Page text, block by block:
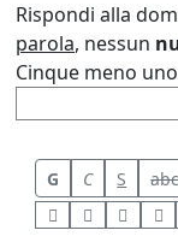
Rispondi alla
parola, nessun
Cinque meno
G C S